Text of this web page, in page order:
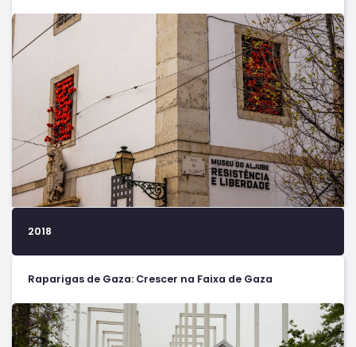
2018
Raparigas de Gaza: Crescer na Faixa de Gaza